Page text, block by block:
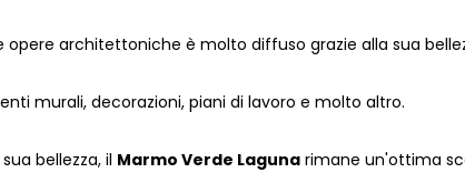
opere architettoniche è molto diffuso grazie alla sua
murali, decorazioni, piani di lavoro e molto altro.
bellezza, il Marmo Verde Laguna rimane un'ottima